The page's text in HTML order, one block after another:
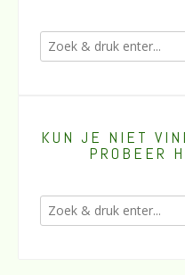
KUN JE NIET
PROBEER